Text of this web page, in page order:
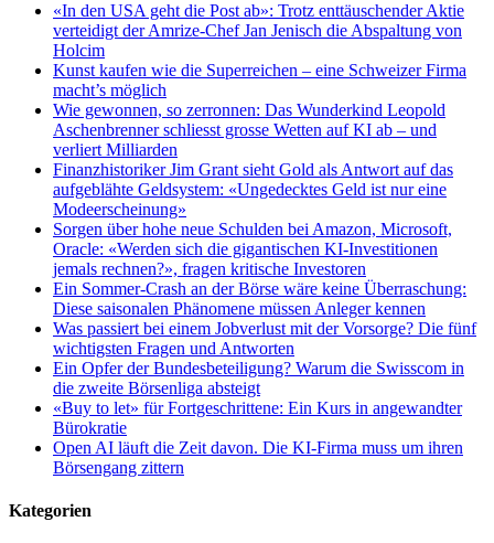
«In den USA geht die Post ab»: Trotz enttäuschender Aktie
verteidigt der Amrize-Chef Jan Jenisch die Abspaltung von
Holcim
Kunst kaufen wie die Superreichen – eine Schweizer Firma
macht’s möglich
Wie gewonnen, so zerronnen: Das Wunderkind Leopold
Aschenbrenner schliesst grosse Wetten auf KI ab – und
verliert Milliarden
Finanzhistoriker Jim Grant sieht Gold als Antwort auf das
aufgeblähte Geldsystem: «Ungedecktes Geld ist nur eine
Modeerscheinung»
Sorgen über hohe neue Schulden bei Amazon, Microsoft,
Oracle: «Werden sich die gigantischen KI-Investitionen
jemals rechnen?», fragen kritische Investoren
Ein Sommer-Crash an der Börse wäre keine Überraschung:
Diese saisonalen Phänomene müssen Anleger kennen
Was passiert bei einem Jobverlust mit der Vorsorge? Die fünf
wichtigsten Fragen und Antworten
Ein Opfer der Bundesbeteiligung? Warum die Swisscom in
die zweite Börsenliga absteigt
«Buy to let» für Fortgeschrittene: Ein Kurs in angewandter
Bürokratie
Open AI läuft die Zeit davon. Die KI-Firma muss um ihren
Börsengang zittern
Kategorien